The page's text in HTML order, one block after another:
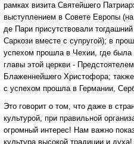
рамках визита Святейшего
выступлением в Совете Европы
де Пари присутствовали
Саркози вместе с супругой); в
успехом прошла в Чехии, где была
главы этой церкви -
Блаженнейшего Христофора;
с успехом прошла в Германии,
Это говорит о том, что даже в
культурой, при правильной
огромный интерес! Нам важно
культура высокой традиции и